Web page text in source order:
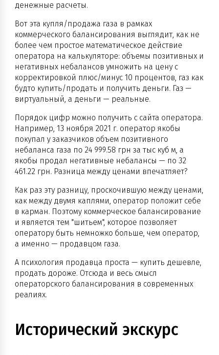
денежные расчеты.
Вот эта купля/продажа газа в рамках
коммерческого балансирования выглядит, как не
более чем простое математическое действие
оператора на калькуляторе: объемы позитивных и
негативных небалансов умножить на цену с
корректировкой плюс/минус 10 процентов, газ как
будто купить/продать и получить деньги. Газ —
виртуальный, а деньги — реальные.
Порядок цифр можно получить с сайта оператора.
Например, 13 ноября 2021 г. оператор якобы
покупал у заказчиков объем позитивного
небаланса газа по 24 999.58 грн за тыс куб м, а
якобы продал негативные небалансы — по 32
461.22 грн. Разница между ценами впечатляет?
Как раз эту разницу, проскочившую между ценами,
как между двумя каплями, оператор положит себе
в карман. Поэтому коммерческое балансирование
и является тем "шитьем", которое позволяет
оператору быть немножко больше, чем оператор,
а именно — продавцом газа.
А психология продавца проста — купить дешевле,
продать дороже. Отсюда и весь смысл
операторского балансирования в современных
реалиях.
Исторический экскурс